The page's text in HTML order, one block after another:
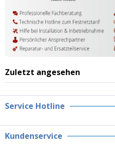
Zuletzt angesehen
Service Hotline
Kundenservice